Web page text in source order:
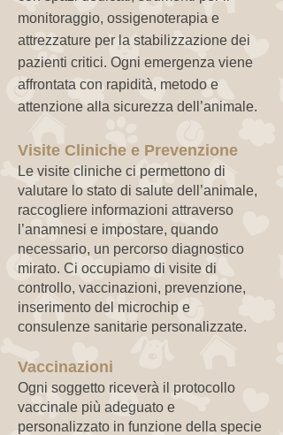
monitoraggio, ossigenoterapia e
attrezzature per la stabilizzazione dei
pazienti critici. Ogni emergenza viene
affrontata con rapidità, metodo e
attenzione alla sicurezza dell’animale.
Visite Cliniche e Prevenzione
Le visite cliniche ci permettono di
valutare lo stato di salute dell’animale,
raccogliere informazioni attraverso
l’anamnesi e impostare, quando
necessario, un percorso diagnostico
mirato. Ci occupiamo di visite di
controllo, vaccinazioni, prevenzione,
inserimento del microchip e
consulenze sanitarie personalizzate.
Vaccinazioni
Ogni soggetto riceverà il protocollo
vaccinale più adeguato e
personalizzato in funzione della specie